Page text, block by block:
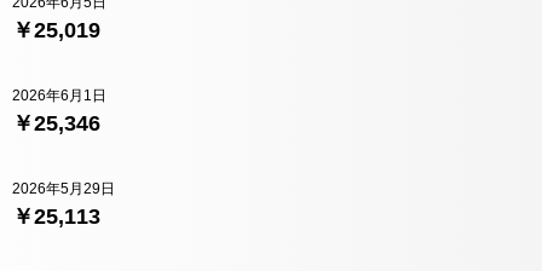
￥25,019
￥25,346
2026年6月1日
￥25,113
2026年5月29日